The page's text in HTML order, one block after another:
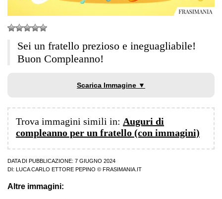
Sei un fratello prezioso e ineguagliabile!
Buon Compleanno!
Scarica Immagine ▼
Trova immagini simili in: Auguri di
compleanno per un fratello (con immagini)
DATA DI PUBBLICAZIONE: 7 GIUGNO 2024
DI:
LUCA CARLO ETTORE PEPINO © FRASIMANIA.IT
Altre immagini: